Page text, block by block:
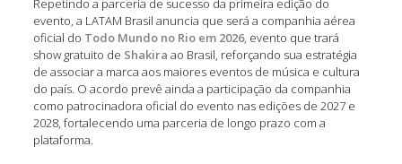
Repetindo a parceria de sucesso da primeira edição do
evento, a LATAM Brasil anuncia que será a companhia aérea
oficial do Todo Mundo no Rio em 2026, evento que trará
show gratuito de Shakira ao Brasil, reforçando sua estratégia
de associar a marca aos maiores eventos de música e cultura
do país. O acordo prevê ainda a participação da companhia
como patrocinadora oficial do evento nas edições de 2027 e
2028, fortalecendo uma parceria de longo prazo com a
plataforma.